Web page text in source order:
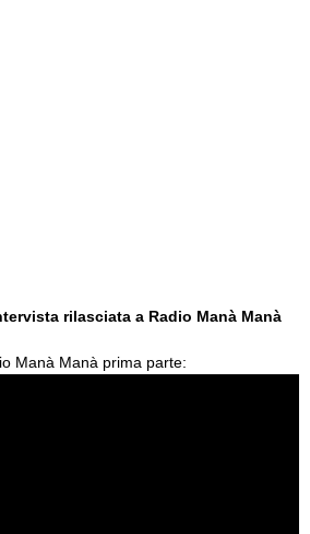
rilasciata a Radio Manà Manà
Manà Manà prima parte: